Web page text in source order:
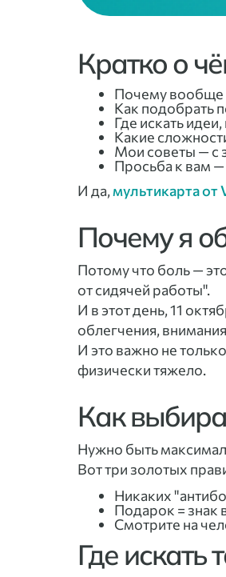
Кратко о
Почему вообще
Как подобрать
Где искать
Какие
Мои советы — с
Просьба к вам
И да,мультикарта от
Почему я
Потому что боль —
от сидячей работы".
И в этот день, 11
облегчения,
И это важно не
физически тяжело.
Как
Нужно быть
Вот три золотых
Никаких
Подарок = знак
Смотрите на
Где искать